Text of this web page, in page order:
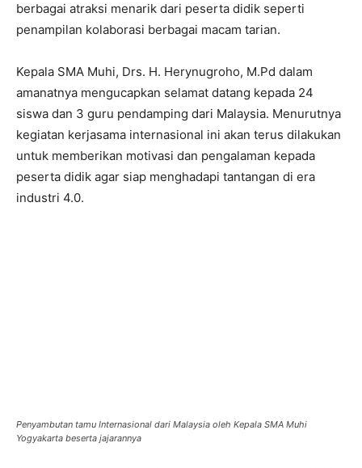
berbagai atraksi menarik dari peserta didik seperti
penampilan kolaborasi berbagai macam tarian.
Kepala SMA Muhi, Drs. H. Herynugroho, M.Pd dalam
amanatnya mengucapkan selamat datang kepada 24
siswa dan 3 guru pendamping dari Malaysia. Menurutnya
kegiatan kerjasama internasional ini akan terus dilakukan
untuk memberikan motivasi dan pengalaman kepada
peserta didik agar siap menghadapi tantangan di era
industri 4.0.
Penyambutan tamu Internasional dari Malaysia oleh Kepala SMA Muhi
Yogyakarta beserta jajarannya